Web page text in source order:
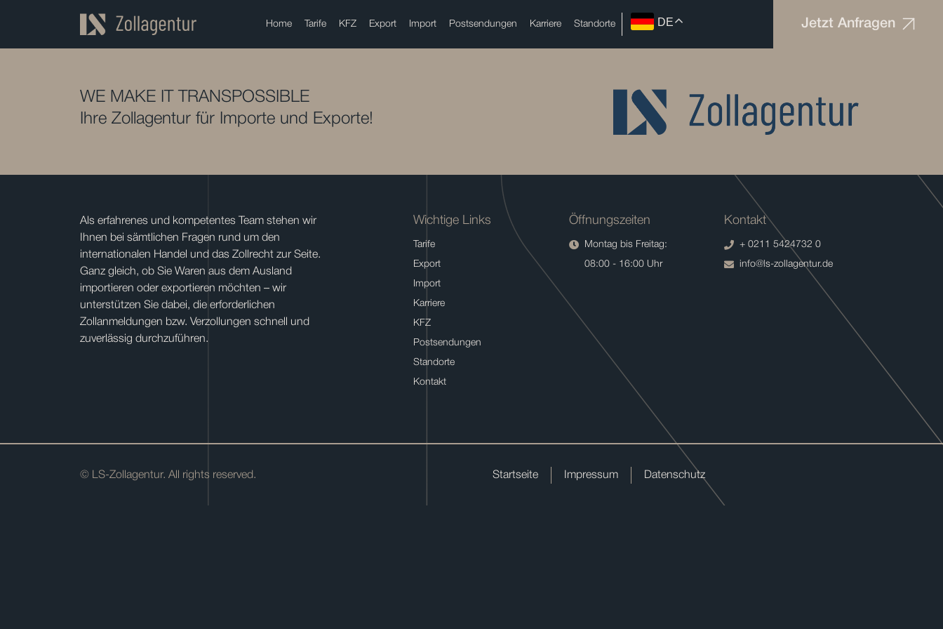
Home Tarife KFZ Export Import Postsendungen Karriere Standorte DE Jetzt Anfragen
WE MAKE IT TRANSPOSSIBLE
Ihre Zollagentur für Importe und Exporte!
Als erfahrenes und kompetentes Team stehen wir
Ihnen bei sämtlichen Fragen rund um den
internationalen Handel und das Zollrecht zur Seite.
Ganz gleich, ob Sie Waren aus dem Ausland
importieren oder exportieren möchten – wir
unterstützen Sie dabei, die erforderlichen
Zollanmeldungen bzw. Verzollungen schnell und
zuverlässig durchzuführen.
Wichtige Links
Tarife
Export
Import
Karriere
KFZ
Postsendungen
Standorte
Kontakt
Öffnungszeiten
Montag bis Freitag:
08:00 - 16:00 Uhr
Kontakt
+ 0211 5424732 0
info@ls-zollagentur.de
© LS-Zollagentur. All rights reserved. Startseite Impressum Datenschutz